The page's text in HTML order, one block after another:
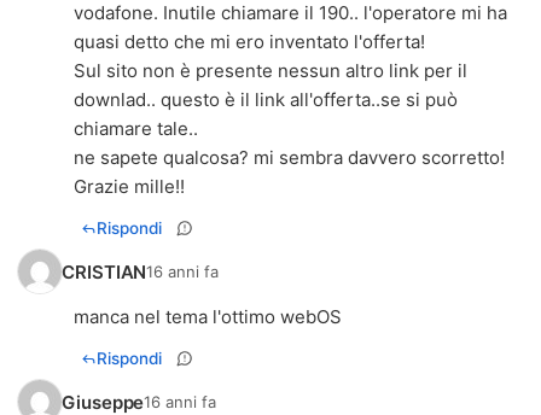
vodafone. Inutile chiamare il 190.. l'operatore mi ha
quasi detto che mi ero inventato l'offerta!
Sul sito non è presente nessun altro link per il
downlad.. questo è il link all'offerta..se si può
chiamare tale..
ne sapete qualcosa? mi sembra davvero scorretto!
Grazie mille!!
Rispondi
CRISTIAN16 anni fa
manca nel tema l'ottimo webOS
Rispondi
Giuseppe16 anni fa